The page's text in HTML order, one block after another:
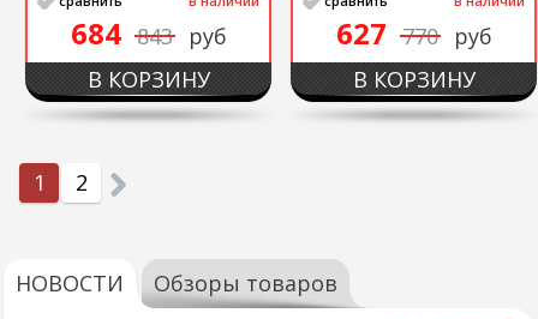
684 843 руб
В КОРЗИНУ
627 770 руб
В КОРЗИНУ
1 2
НОВОСТИ Обзоры товаров